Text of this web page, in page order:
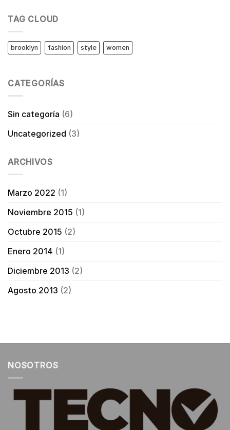
TAG CLOUD
brooklyn fashion style women
CATEGORÍAS
Sin categoría (6)
Uncategorized (3)
ARCHIVOS
Marzo 2022 (1)
Noviembre 2015 (1)
Octubre 2015 (2)
Enero 2014 (1)
Diciembre 2013 (2)
Agosto 2013 (2)
NOSOTROS